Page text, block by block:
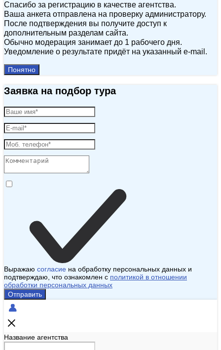
Спасибо за регистрацию в качестве агентства.
Ваша анкета отправлена на проверку администратору.
После подтверждения вы получите доступ к
дополнительным разделам сайта.
Обычно модерация занимает до 1 рабочего дня.
Уведомление о результате придёт на указанный e‑mail.
Понятно
Заявка на подбор тура
Выражаю согласие на обработку персональных данных и
подтверждаю, что ознакомлен с политикой в отношении
обработки персональных данных
Отправить
Название агентства